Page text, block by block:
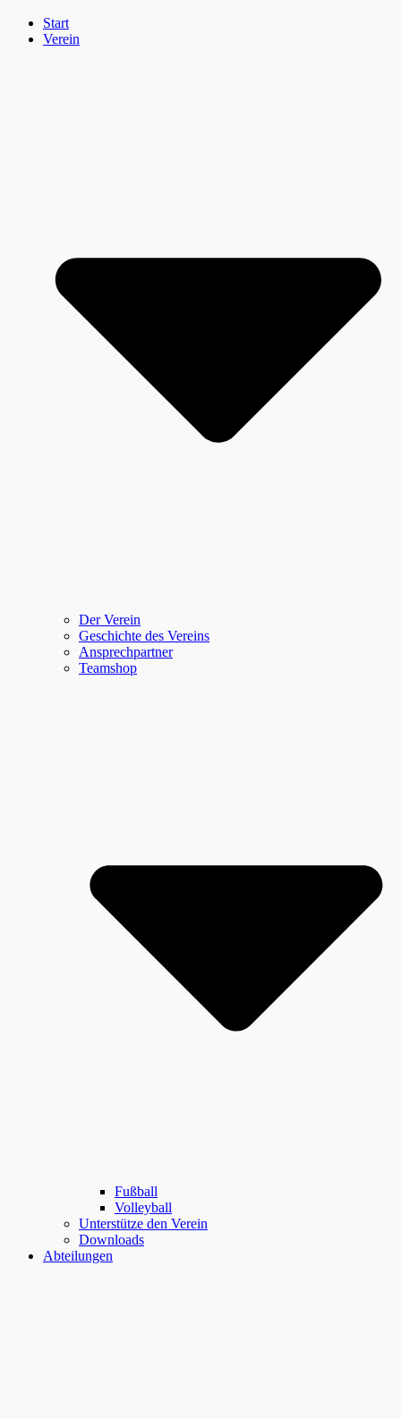
Start
Verein
Der Verein
Geschichte des Vereins
Ansprechpartner
Teamshop
Fußball
Volleyball
Unterstütze den Verein
Downloads
Abteilungen